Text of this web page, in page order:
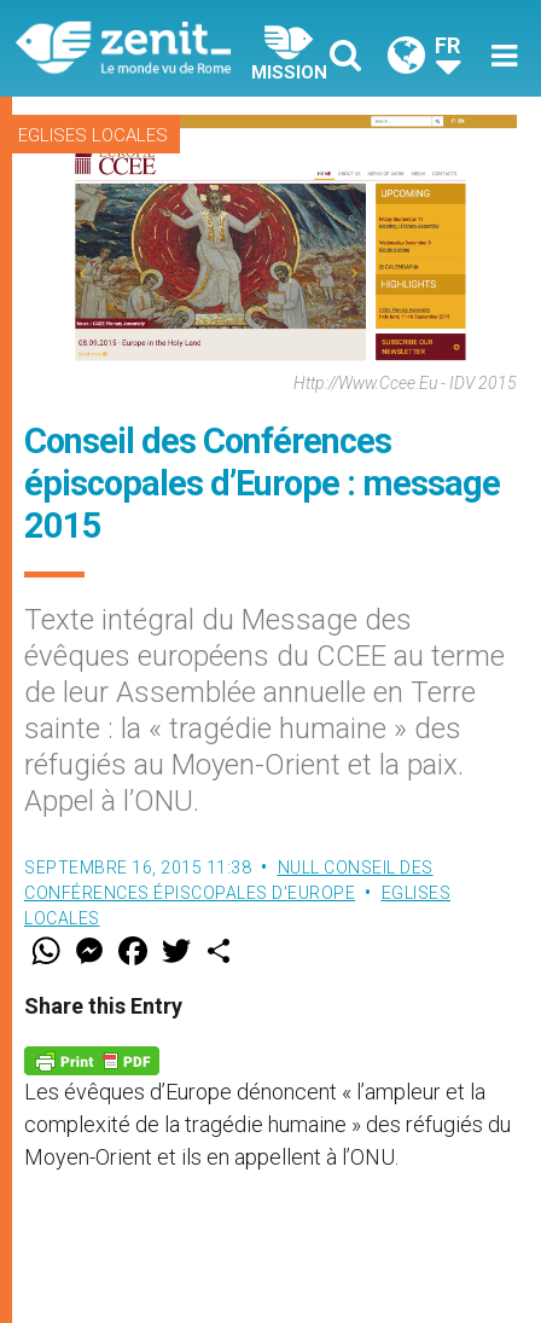
MISSION
FR
EGLISES LOCALES
Http://www.ccee.eu - IDV 2015
Conseil des Conférences
épiscopales d’Europe : message
2015
Texte intégral du Message des
évêques européens du CCEE au terme
de leur Assemblée annuelle en Terre
sainte : la « tragédie humaine » des
réfugiés au Moyen-Orient et la paix.
Appel à l’ONU.
SEPTEMBRE 16, 2015 11:38
NULL CONSEIL DES
CONFÉRENCES ÉPISCOPALES D'EUROPE
EGLISES
LOCALES
W
t
s
p
p
M
e
s
e
g
e
r
F
a
e
b
o
k
w
Share this Entry
Les évêques d’Europe dénoncent « l’ampleur et la
complexité de la tragédie humaine » des réfugiés du
Moyen-Orient et ils en appellent à l’ONU.